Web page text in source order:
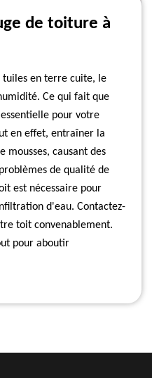
de toiture à
tuiles en terre cuite, le
Ce qui fait que
pour votre
en effet, entraîner la
mousses, causant des
de qualité de
est nécessaire pour
d'eau. Contactez-
toit convenablement.
pour aboutir